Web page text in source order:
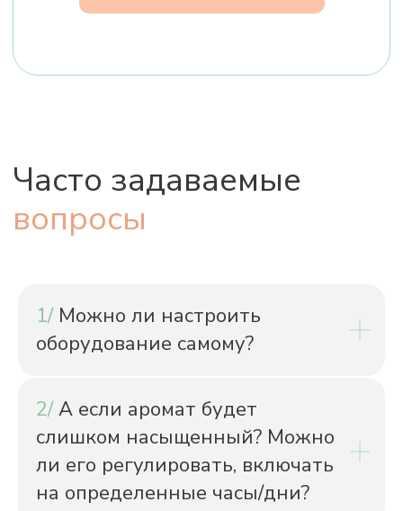
1/Можно ли настроить
оборудование самому?
2/А если аромат будет
слишком насыщенный? Можно
ли его регулировать, включать
на определенные часы/дни?
Сервис
Политика конфиденциальности